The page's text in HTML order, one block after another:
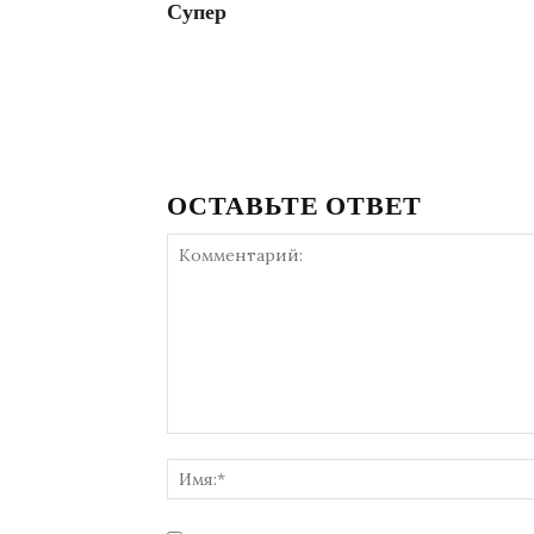
Супер
ОСТАВЬТЕ ОТВЕТ